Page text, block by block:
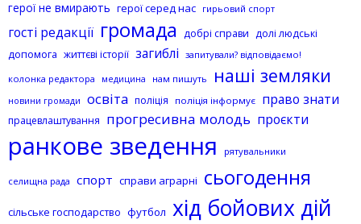
герої не вмирають герої серед нас гирьовий спорт
гості редакції громада добрі справи долі людські
допомога життєві історії загиблі запитували? відповідаємо!
колонка редактора
медицина нам пишуть наші земляки
новини громади освіта поліція поліція інформує право знати
працевлаштування прогресивна молодь проєкти
ранкове зведення рятувальники
селищна рада спорт справи аграрні сьогодення
сільське господарство футбол хід бойових дій